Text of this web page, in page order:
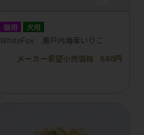
猫用 犬用
WhiteFox 瀬戸内海産いりこ
メーカー希望小売価格
680円